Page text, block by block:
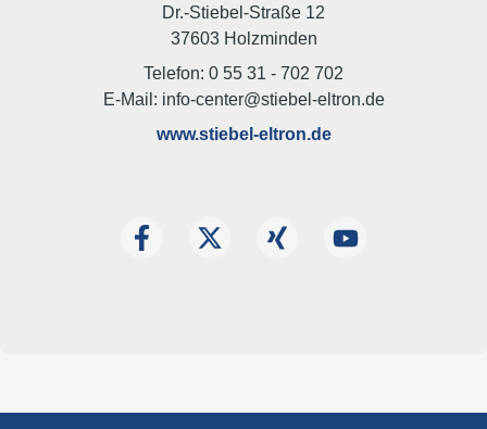
Dr.-Stiebel-Straße 12
37603 Holzminden
Telefon: 0 55 31 - 702 702
E-Mail: info-center@stiebel-eltron.de
www.stiebel-eltron.de